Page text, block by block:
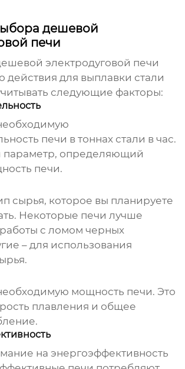
дешевой
печи
электродуговой печи
действия для выплавки стали
следующие факторы:
печи в тоннах стали в час.
параметр, определяющий
печи.
сырья, которое вы планируете
Некоторые печи лучше
с ломом черных
– для использования
мощность печи. Это
плавления и общее
на энергоэффективность